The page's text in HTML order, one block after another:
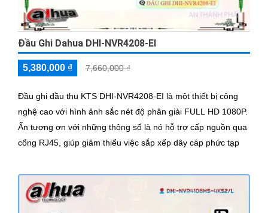
Đầu Ghi Dahua DHI-NVR4208-EI
5,380,000 ₫ 7,660,000 ₫
Đầu ghi đầu thu KTS DHI-NVR4208-EI là một thiết bị công
nghệ cao với hình ảnh sắc nét độ phân giải FULL HD 1080P.
Ấn tượng ơn với những thông số là nó hỗ trợ cấp nguồn qua
cổng RJ45, giúp giảm thiểu việc sắp xếp dây cáp phức tạp